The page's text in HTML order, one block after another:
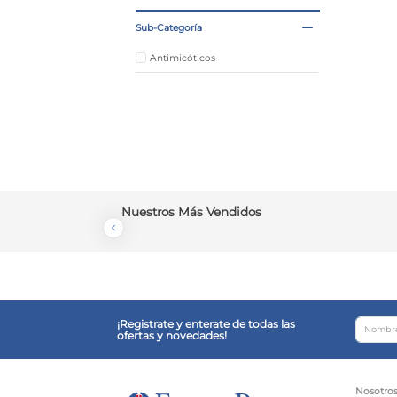
Sub-Categoría
Antimicóticos
Nuestros Más Vendidos
¡Registrate y enterate de todas las
ofertas y novedades!
Nosotros